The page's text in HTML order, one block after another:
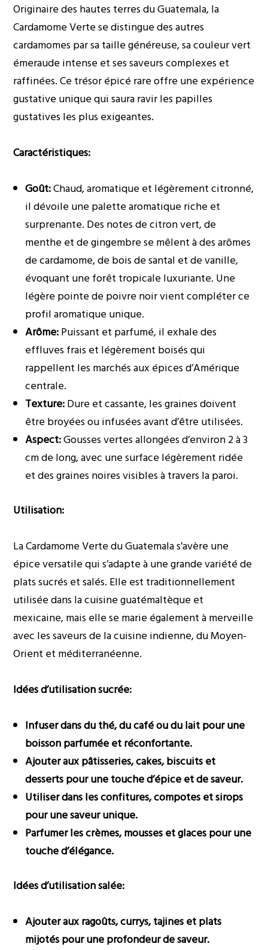
Originaire des hautes terres du Guatemala, la
Cardamome Verte se distingue des autres
cardamomes par sa taille généreuse, sa couleur vert
émeraude intense et ses saveurs complexes et
raffinées. Ce trésor épicé rare offre une expérience
gustative unique qui saura ravir les papilles
gustatives les plus exigeantes.
Caractéristiques:
Goût:Chaud, aromatique et légèrement citronné,
il dévoile une palette aromatique riche et
surprenante. Des notes de citron vert, de
menthe et de gingembre se mêlent à des arômes
de cardamome, de bois de santal et de vanille,
évoquant une forêt tropicale luxuriante. Une
légère pointe de poivre noir vient compléter ce
profil aromatique unique.
Arôme:Puissant et parfumé, il exhale des
effluves frais et légèrement boisés qui
rappellent les marchés aux épices d’Amérique
centrale.
Texture:Dure et cassante, les graines doivent
être broyées ou infusées avant d’être utilisées.
Aspect:Gousses vertes allongées d’environ 2 à 3
cm de long, avec une surface légèrement ridée
et des graines noires visibles à travers la paroi.
Utilisation:
La Cardamome Verte du Guatemala s’avère une
épice versatile qui s’adapte à une grande variété de
plats sucrés et salés. Elle est traditionnellement
utilisée dans la cuisine guatémaltèque et
mexicaine, mais elle se marie également à merveille
avec les saveurs de la cuisine indienne, du Moyen-
Orient et méditerranéenne.
Idées d’utilisation sucrée:
Infuser dans du thé, du café ou du lait pour une
boisson parfumée et réconfortante.
Ajouter aux pâtisseries, cakes, biscuits et
desserts pour une touche d’épice et de saveur.
Utiliser dans les confitures, compotes et sirops
pour une saveur unique.
Parfumer les crèmes, mousses et glaces pour une
touche d’élégance.
Idées d’utilisation salée:
Ajouter aux ragoûts, currys, tajines et plats
mijotés pour une profondeur de saveur.